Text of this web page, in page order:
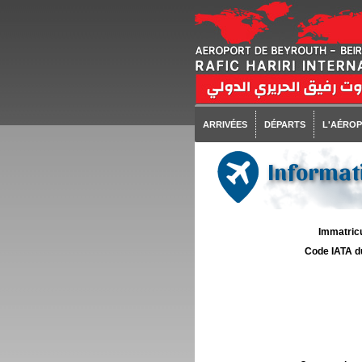
ARRIVÉES DÉPARTS
Code IATA